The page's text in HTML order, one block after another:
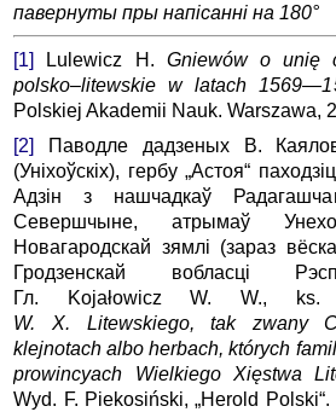
павернуты пры напісанні на 180°
[1] Lulewicz H.
Gniewów o unię
polsko–litewskie w latach
Polskiej Akademii Nauk. Warszawa,
[2]
Паводле дадзеных В.
(Уніхоўскіх), гербу „Астоя“
Адзін з нашчадкаў
Севершчыне, атрымаў
Новагародскай зямлі (зараз
Гродзенскай вобласці
Гл. Kojałowicz W. W.,
W. X. Litewskiego, tak zwany
klejnotach albo herbach, których
prowincyach Wielkiego Xięstwa
Wyd. F. Piekosiński, „Herold